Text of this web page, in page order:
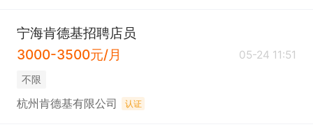
宁海肯德基招聘店员
3000-3500元/月
05-24 11:51
不限
杭州肯德基有限公司 认证